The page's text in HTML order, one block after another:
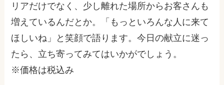
リアだけでなく、少し離れた場所からお客さんも
増えているんだとか。「もっといろんな人に来て
ほしいね」と笑顔で語ります。今日の献立に迷っ
たら、立ち寄ってみてはいかがでしょう。
※価格は税込み